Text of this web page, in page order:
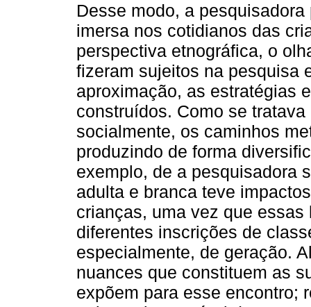
Desse modo, a
imersa nos cotidianos das
perspectiva etnográfica, o
fizeram sujeitos na pesquisa
aproximação, as estratégias
construídos. Como se
socialmente, os caminhos
produzindo de forma
exemplo, de a pesquisadora
adulta e branca teve
crianças, uma vez que
diferentes inscrições de
especialmente, de geração.
nuances que constituem as
expõem para esse encontro;